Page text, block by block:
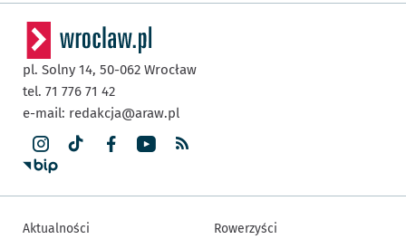
pl. Solny 14, 50-062 Wrocław
tel. 71 776 71 42
e-mail: redakcja@araw.pl
Aktualności Rowerzyści